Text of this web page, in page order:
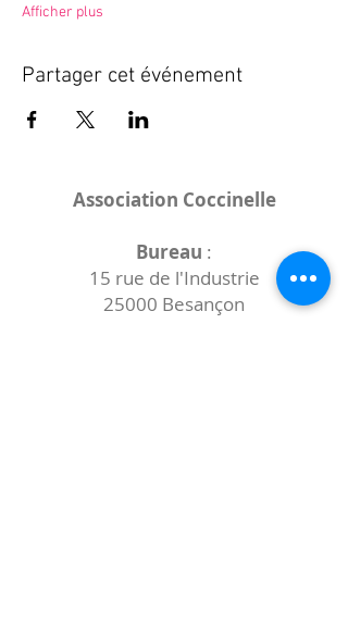
Afficher plus
Partager cet événement
Association Coccinelle
Bureau :
15 rue de l'Industrie
25000 Besançon